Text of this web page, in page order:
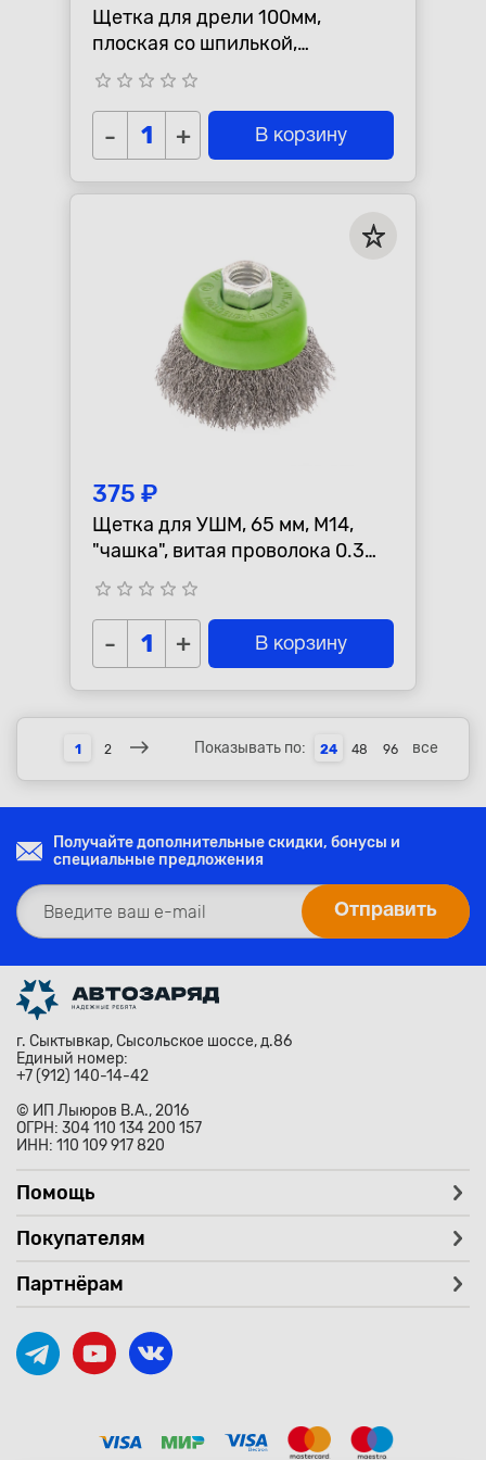
Щетка для дрели 100мм,
плоская со шпилькой,
латунированная витая
проволока
star_border star_border star_border star_border star_border
- + В корзину
375 ₽
Щетка для УШМ, 65 мм, М14,
"чашка", витая проволока 0.3
мм СИБРТЕХ 746037
star_border star_border star_border star_border star_border
- + В корзину
1 2 Показывать по: 24 48 96 все
Получайте дополнительные скидки, бонусы и
специальные предложения
г. Сыктывкар, Сысольское шоссе, д.86
Единый номер:
+7 (912) 140-14-42
© ИП Лыюров В.А., 2016
ОГРН: 304 110 134 200 157
ИНН: 110 109 917 820
Помощь
Покупателям
Партнёрам